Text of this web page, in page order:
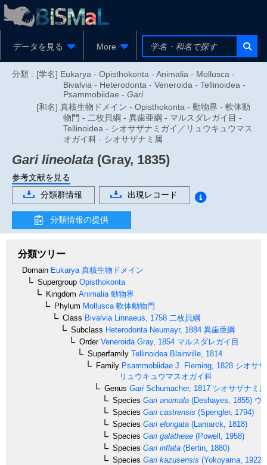
データを見る More
分類 : [学名] Eukarya - Opisthokonta - Animalia - Mollusca -
Bivalvia - Heterodonta - Veneroida - Tellinoidea -
Psammobiidae - Gari
[和名] 真核生物ドメイン - Opisthokonta - 動物界 - 軟体動
物門 - 二枚貝綱 - 異歯亜綱 - マルスダレガイ目 -
Tellinoidea - シオサザナミガイ／リュウキュウマス
オガイ科 - シオサザナミ属
Gari lineolata (Gray, 1835)
参考文献を見る
分類群情報
出現レコード
分類情報の提供
分類ツリー
Domain Eukarya 真核生物ドメイン
Supergroup Opisthokonta
Kingdom Animalia 動物界
Phylum Mollusca 軟体動物門
Class Bivalvia Linnaeus, 1758 二枚貝綱
Subclass Heterodonta Neumayr, 1884 異歯亜綱
OrderVeneroida Gray, 1854 マルスダレガイ目
Superfamily Tellinoidea Blainville, 1814
Family Psammobiidae J. Fleming, 1828 シオサ
リュウキュウマスオガイ科
Genus Gari Schumacher, 1817 シオサザナミ属
Species Gari anomala (Deshayes, 1855) ウ
Species Gari castrensis (Spengler, 1794)
Species Gari elongata (Lamarck, 1818)
Species Gari galatheae (Powell, 1958)
Species Gari inflata (Bertin, 1880)
Species Gari kazusensis (Yokoyama, 1922)